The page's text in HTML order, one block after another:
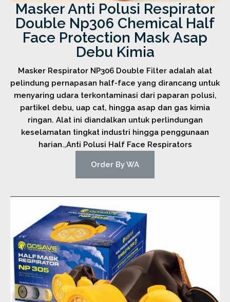
Masker Anti Polusi Respirator
Double Np306 Chemical Half
Face Protection Mask Asap
Debu Kimia
Masker Respirator NP306 Double Filter adalah alat
pelindung pernapasan half-face yang dirancang untuk
menyaring udara terkontaminasi dari paparan polusi,
partikel debu, uap cat, hingga asap dan gas kimia
ringan. Alat ini diandalkan untuk perlindungan
keselamatan tingkat industri hingga penggunaan
harian.,Anti Polusi Half Face Respirators
Order By WA